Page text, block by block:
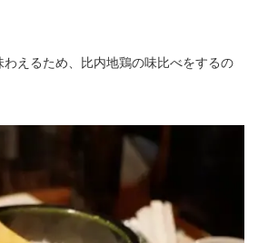
えるため、比内地鶏の味比べをするの